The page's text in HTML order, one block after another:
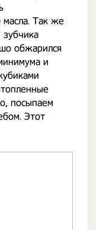
масла. Так же
обжарился
и
посыпаем
Этот